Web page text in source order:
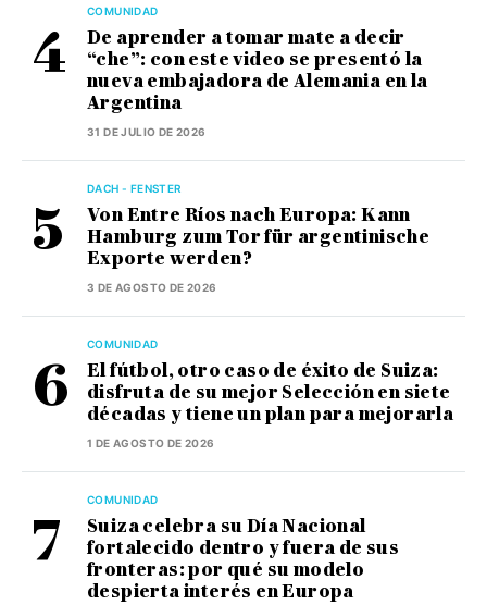
COMUNIDAD
De aprender a tomar mate a decir
“che”: con este video se presentó la
nueva embajadora de Alemania en la
Argentina
31 DE JULIO DE 2026
DACH - FENSTER
Von Entre Ríos nach Europa: Kann
Hamburg zum Tor für argentinische
Exporte werden?
3 DE AGOSTO DE 2026
COMUNIDAD
El fútbol, otro caso de éxito de Suiza:
disfruta de su mejor Selección en siete
décadas y tiene un plan para mejorarla
1 DE AGOSTO DE 2026
COMUNIDAD
Suiza celebra su Día Nacional
fortalecido dentro y fuera de sus
fronteras: por qué su modelo
despierta interés en Europa